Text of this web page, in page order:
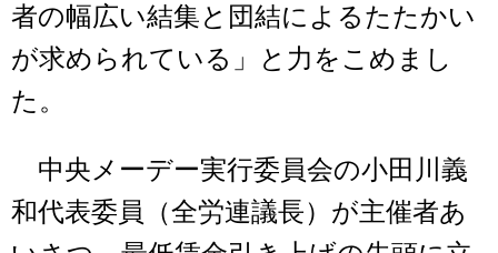
者の幅広い結集と団結によるたたかい
が求められている」と力をこめまし
た。
中央メーデー実行委員会の小田川義
和代表委員（全労連議長）が主催者あ